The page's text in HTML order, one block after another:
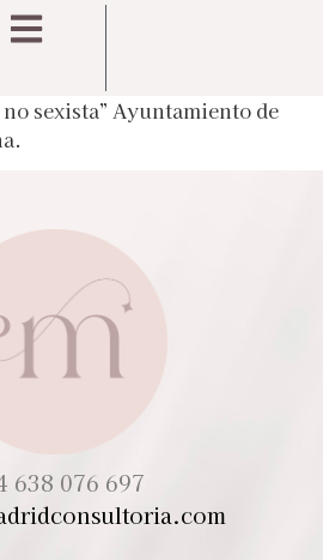
sexista” Ayuntamiento de
638 076 697